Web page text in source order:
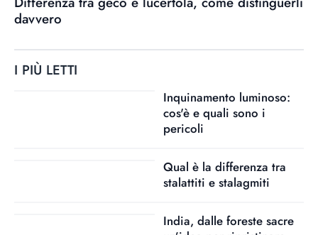
davvero
I PIÙ LETTI
Inquinamento luminoso:
cos'è e quali sono i
pericoli
Qual è la differenza tra
stalattiti e stalagmiti
India, dalle foreste sacre